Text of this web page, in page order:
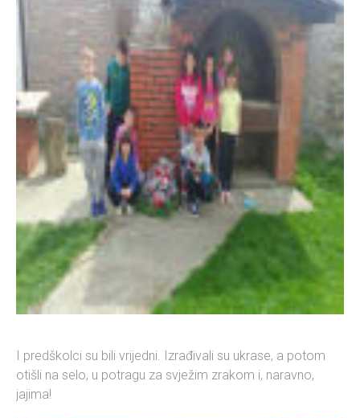
I predškolci su bili vrijedni. Izrađivali su ukrase, a potom
otišli na selo, u potragu za svježim zrakom i, naravno,
jajima!